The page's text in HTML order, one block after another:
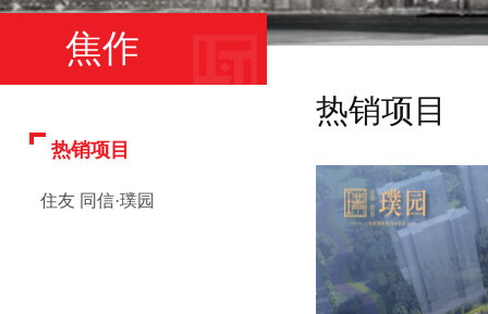
焦作
热销项目
住友 同信·璞园
热销项目